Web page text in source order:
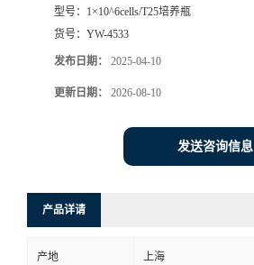
型号： 1×10^6cells/T25培养瓶
货号： YW-4533
发布日期： 2025-04-10
更新日期： 2026-08-10
发送咨询信息
产品详请
产地 上海